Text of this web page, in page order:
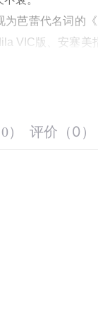
蕾代名词的《
VIC版、安塞美
0） 评价 （0 ）